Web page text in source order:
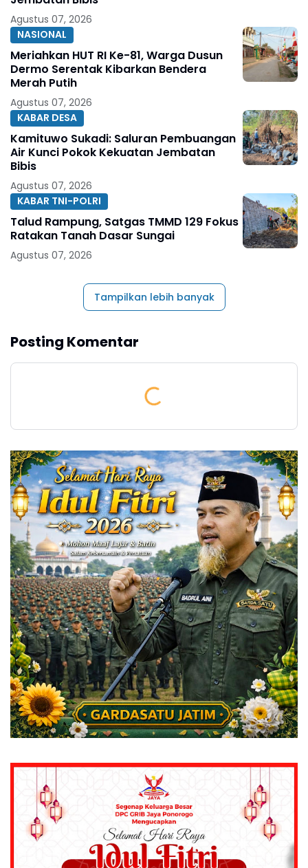
Agustus 07, 2026
NASIONAL
Meriahkan HUT RI Ke-81, Warga Dusun
Dermo Serentak Kibarkan Bendera
Merah Putih
Agustus 07, 2026
KABAR DESA
Kamituwo Sukadi: Saluran Pembuangan
Air Kunci Pokok Kekuatan Jembatan
Bibis
Agustus 07, 2026
KABAR TNI-POLRI
Talud Rampung, Satgas TMMD 129 Fokus
Ratakan Tanah Dasar Sungai
Agustus 07, 2026
Tampilkan lebih banyak
Posting Komentar